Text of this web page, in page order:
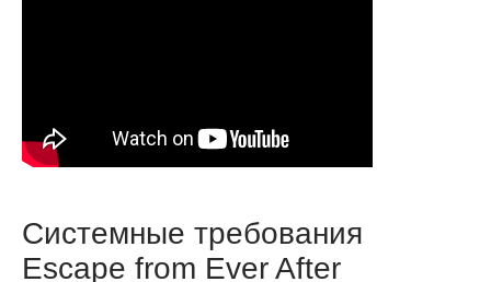
Системные требования
Escape from Ever After